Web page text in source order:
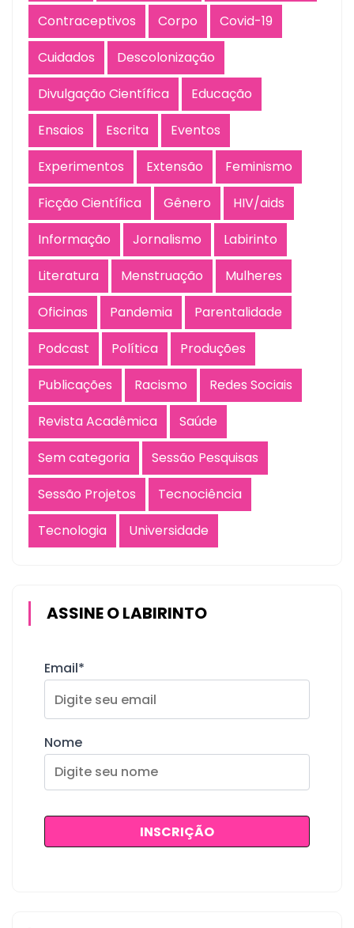
Contraceptivos
Corpo
Covid-19
Cuidados
Descolonização
Divulgação Científica
Educação
Ensaios
Escrita
Eventos
Experimentos
Extensão
Feminismo
Ficção Científica
Gênero
HIV/aids
Informação
Jornalismo
Labirinto
Literatura
Menstruação
Mulheres
Oficinas
Pandemia
Parentalidade
Podcast
Política
Produções
Publicações
Racismo
Redes Sociais
Revista Acadêmica
Saúde
Sem categoria
Sessão Pesquisas
Sessão Projetos
Tecnociência
Tecnologia
Universidade
ASSINE O LABIRINTO
Email*
Nome